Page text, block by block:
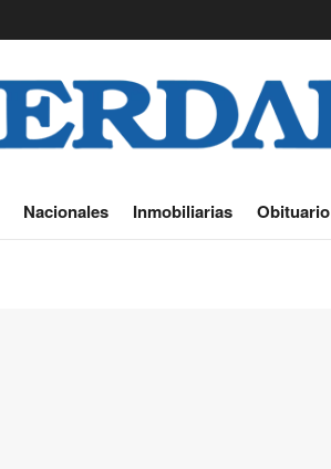
Nacionales Inmobiliarias Obituario